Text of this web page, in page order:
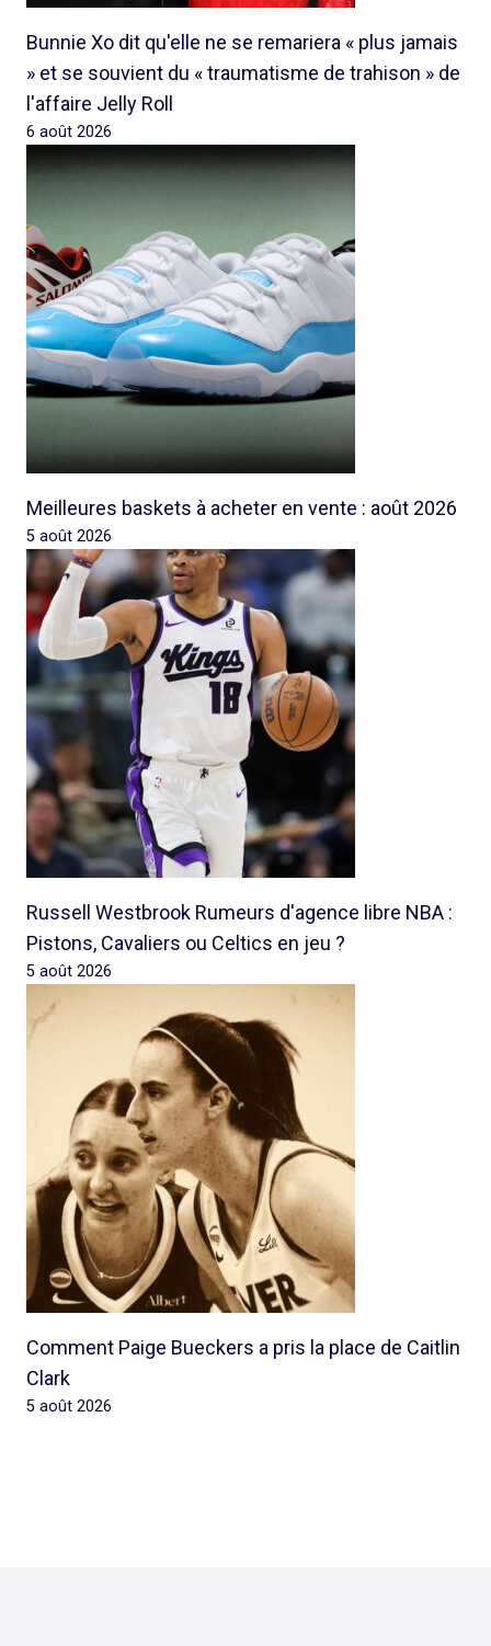
Bunnie Xo dit qu'elle ne se remariera « plus jamais
» et se souvient du « traumatisme de trahison » de
l'affaire Jelly Roll
6 août 2026
Meilleures baskets à acheter en vente : août 2026
5 août 2026
Russell Westbrook Rumeurs d'agence libre NBA :
Pistons, Cavaliers ou Celtics en jeu ?
5 août 2026
Comment Paige Bueckers a pris la place de Caitlin
Clark
5 août 2026